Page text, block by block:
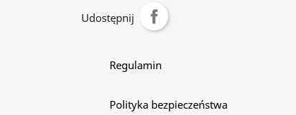
Udostępnij
Regulamin
Polityka bezpieczeństwa